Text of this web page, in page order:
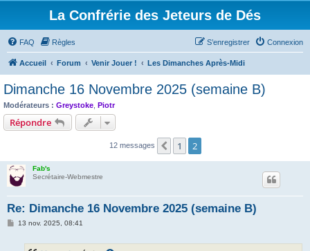
La Confrérie des Jeteurs de Dés
FAQ Règles Connexion
S’enregistrer
Accueil Forum Venir Jouer ! Les Dimanches Après-Midi
Dimanche 16 Novembre 2025 (semaine B)
Modérateurs : Greystoke Piotr
Répondre
12 messages Précédente
1 2
Fab's
Secrétaire-Webmestre
Re: Dimanche 16 Novembre 2025 (semaine B)
M13 nov. 2025, 08:41